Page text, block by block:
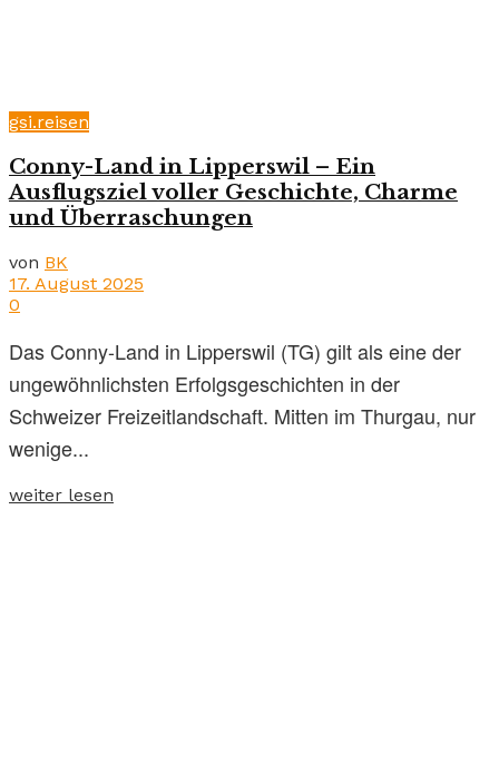
gsi.reisen
Conny-Land in Lipperswil – Ein
Ausflugsziel voller Geschichte, Charme
und Überraschungen
von BK
17. August 2025
0
Das Conny-Land in Lipperswil (TG) gilt als eine der
ungewöhnlichsten Erfolgsgeschichten in der
Schweizer Freizeitlandschaft. Mitten im Thurgau, nur
wenige...
weiter lesen